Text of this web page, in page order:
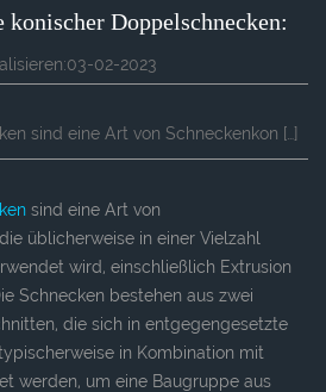
Doppelschnecken:
02-2023
sind eine Art von Schneckenkon […]
sind eine Art von
üblicherweise in einer Vielzahl
wird, einschließlich Extrusion
Schnecken bestehen aus zwei
die sich in entgegengesetzte
in Kombination mit
werden, um eine Baugruppe aus